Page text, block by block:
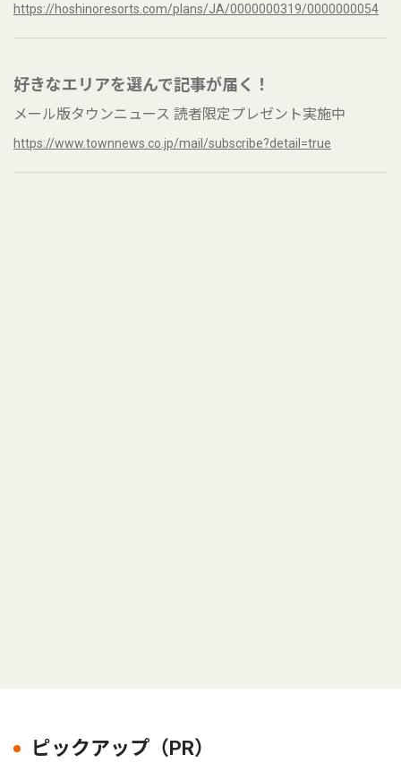
https://hoshinoresorts.com/plans/JA/0000000319/0000000054
好きなエリアを選んで記事が届く！
メール版タウンニュース 読者限定プレゼント実施中
https://www.townnews.co.jp/mail/subscribe?detail=true
ピックアップ（PR）